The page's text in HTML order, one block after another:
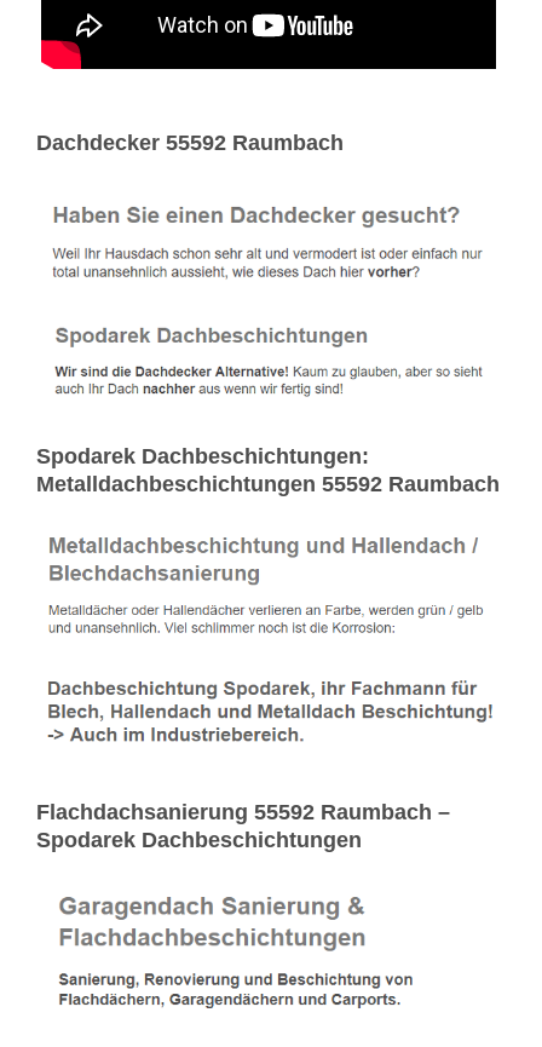
Dachdecker 55592 Raumbach
Spodarek Dachbeschichtungen:
Metalldachbeschichtungen 55592 Raumbach
Flachdachsanierung 55592 Raumbach –
Spodarek Dachbeschichtungen